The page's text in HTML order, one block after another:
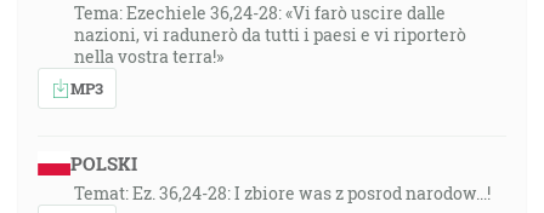
Tema: Ezechiele 36,24-28: «Vi farò uscire dalle
nazioni, vi radunerò da tutti i paesi e vi riporterò
nella vostra terra!»
MP3
POLSKI
Temat: Ez. 36,24-28: I zbiore was z posrod narodow...!